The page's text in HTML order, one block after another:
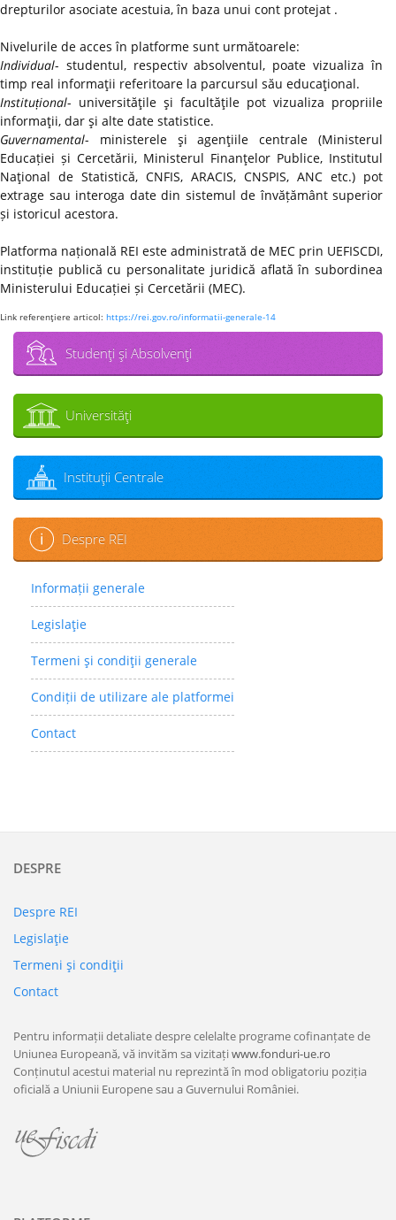
drepturilor asociate acestuia, în baza unui cont protejat .
Nivelurile de acces în platforme sunt următoarele:
Individual- studentul, respectiv absolventul, poate vizualiza în
timp real informaţii referitoare la parcursul său educaţional.
Instituțional- universităţile şi facultăţile pot vizualiza propriile
informaţii, dar şi alte date statistice.
Guvernamental- ministerele şi agenţiile centrale (Ministerul
Educației și Cercetării, Ministerul Finanţelor Publice, Institutul
Naţional de Statistică, CNFIS, ARACIS, CNSPIS, ANC etc.) pot
extrage sau interoga date din sistemul de învățământ superior
și istoricul acestora.
Platforma națională REI este administrată de MEC prin UEFISCDI,
instituție publică cu personalitate juridică aflată în subordinea
Ministerului Educației și Cercetării (MEC).
Link referenţiere articol: https://rei.gov.ro/informatii-generale-14
Studenţi şi Absolvenţi
Universităţi
Instituţii Centrale
Despre REI
Informații generale
Legislaţie
Termeni şi condiţii generale
Condiții de utilizare ale platformei
Contact
DESPRE
Despre REI
Legislaţie
Termeni şi condiţii
Contact
Pentru informații detaliate despre celelalte programe cofinanțate de
Uniunea Europeană, vă invităm sa vizitațiwww.fonduri-ue.ro
Conținutul acestui material nu reprezintă în mod obligatoriu poziția
oficială a Uniunii Europene sau a Guvernului României.